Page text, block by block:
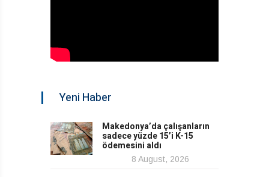
Yeni Haber
Makedonya’da çalışanların
sadece yüzde 15’i K-15
ödemesini aldı
8 August, 2026